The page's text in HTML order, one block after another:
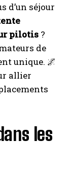
d’un séjour
pilotis ?
de
unique. 🌌
allier
les